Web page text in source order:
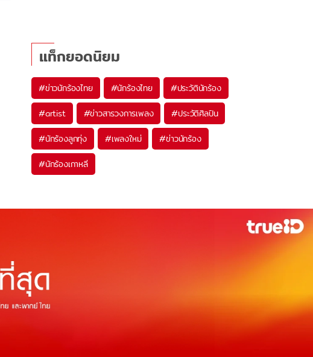
แท็กยอดนิยม
#ข่าวนักร้องไทย #นักร้องไทย #ประวัตินักร้อง
#artist #ข่าวสารวงการเพลง #ประวัติศิลปิน
#นักร้องลูกทุ่ง #เพลงใหม่ #ข่าวนักร้อง
#นักร้องเกาหลี